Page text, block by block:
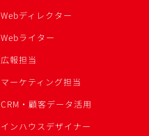
Webディレクター
Webライター
広報担当
マーケティング担当
CRM・顧客データ活用
インハウスデザイナー